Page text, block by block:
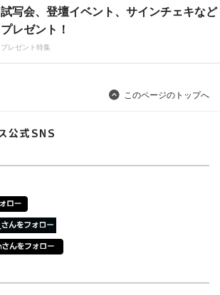
試写会、登壇イベント、サインチェキなど
プレゼント！
プレゼント特集
このページのトップへ